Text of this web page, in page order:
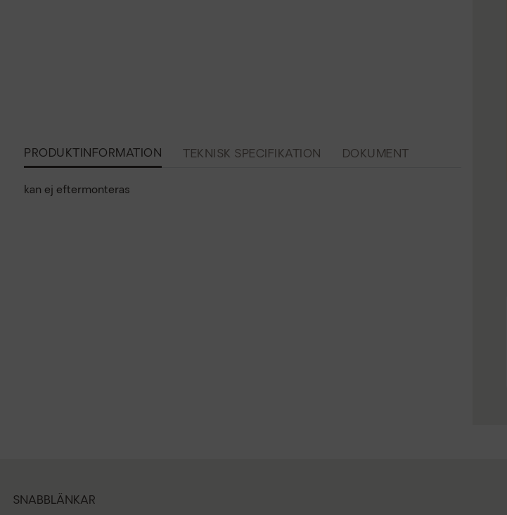
PRODUKTINFORMATION TEKNISK SPECIFIKATION DOKUMENT
kan ej eftermonteras
SNABBLÄNKAR